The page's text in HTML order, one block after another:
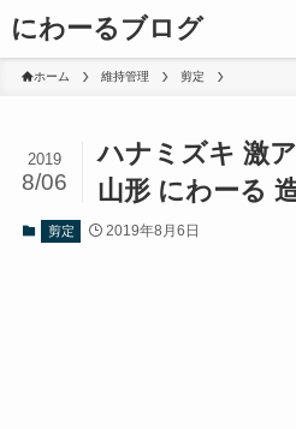
にわーるブログ
ホーム 維持管理 剪定
ハナミズキ 激
山形 にわーる
2019
8/06
剪定 2019年8月6日